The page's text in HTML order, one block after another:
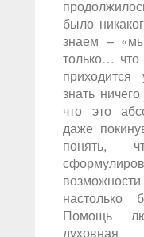
было
знаем –
только… что
приходится
знать
что это
даже
понять,
настолько
Помощь